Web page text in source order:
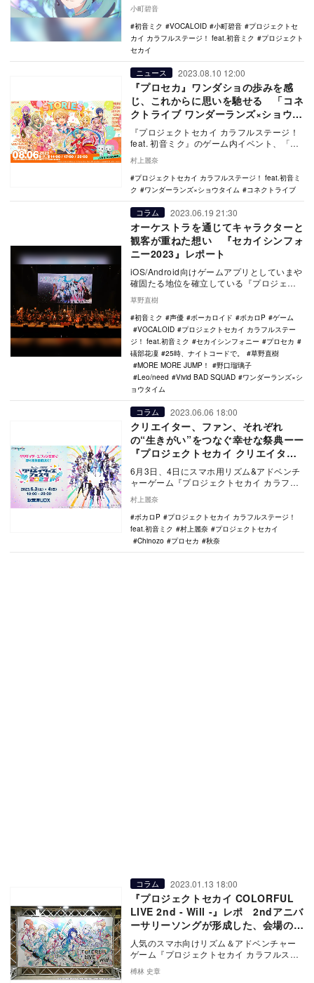
ラフルステージ！ feat. 初音ミク…
小町碧音
初音ミク
VOCALOID 小町碧音
プロジェクトセ
カイ カラフルステージ！ feat.初音ミク
プロジェクト
セカイ
ニュース 2023.08.10 12:00
『プロセカ』ワンダショの歩みを感
じ、これからに思いを馳せる 「コネ
クトライブ ワンダーランズ×ショウタ
イム 1st STORIES」レポート
『プロジェクトセカイ カラフルステージ！
feat. 初音ミク』のゲーム内イベント、「コ
村上麗奈
プロジェクトセカイ カラフルステージ！ feat.初音ミ
ク
ワンダーランズ×ショウタイム コネクトライブ
コラム 2023.06.19 21:30
オーケストラを通じてキャラクターと
観客が重ねた想い 『セカイシンフォ
ニー2023』レポート
iOS/Android向けゲームアプリとしていまや
確固たる地位を確立している『プロジェク
草野直樹
初音ミク
声優 ボーカロイド ボカロP
ゲーム
VOCALOID
プロジェクトセカイ カラフルステー
ジ！ feat.初音ミク
セカイシンフォニー
プロセカ
礒部花凜
25時、ナイトコードで。
草野直樹
MORE MORE JUMP！
野口瑠璃子
Leo/need
Vivid BAD SQUAD
ワンダーランズ×シ
ョウタイム
コラム 2023.06.06 18:00
クリエイター、ファン、それぞれ
の“生きがい”をつなぐ幸せな祭典ーー
『プロジェクトセカイ クリエイター
ズフェスタ2023』現地レポート
6月3日、4日にスマホ用リズム&アドベンチ
ャーゲーム『プロジェクトセカイ カラフル
村上麗奈
ボカロP
プロジェクトセカイ カラフルステージ！
feat.初音ミク
村上麗奈
プロジェクトセカイ
Chinozo
プロセカ 秋奈
コラム 2023.01.13 18:00
『プロジェクトセカイ COLORFUL
LIVE 2nd - Will -』レポ 2ndアニバ
ーサリーソングが形成した、会場の一
体感
人気のスマホ向けリズム＆アドベンチャー
ゲーム『プロジェクトセカイ カラフルステ
ージ！ feat. 初音ミク』が送るリアルライブ
の…
榑林 史章